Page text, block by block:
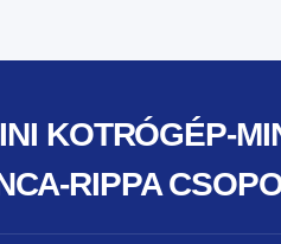
KOTRÓGÉP-
RIPPA